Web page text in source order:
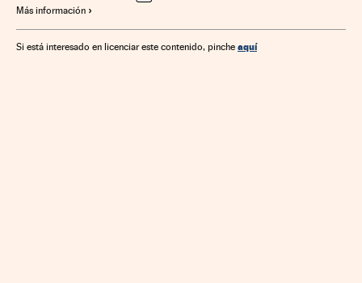
Más información
Si está interesado en licenciar este contenido, pinche aquí